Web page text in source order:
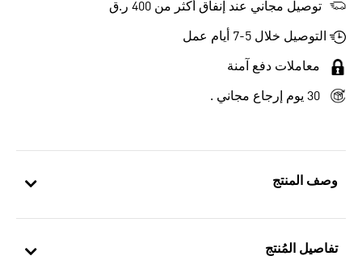
وصف المنتج
تفاصيل المُنتج
توصيل مجاني عند إنفاق أكثر من 400 ر.ق
التوصيل خلال 5-7 أيام عمل
معاملات دفع آمنة